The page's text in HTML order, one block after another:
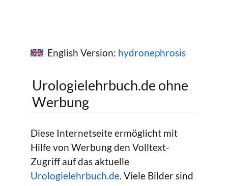
English Version: hydronephrosis
Urologielehrbuch.de ohne
Werbung
Diese Internetseite ermöglicht mit
Hilfe von Werbung den Volltext-
Zugriff auf das aktuelle
Urologielehrbuch.de. Viele Bilder sind